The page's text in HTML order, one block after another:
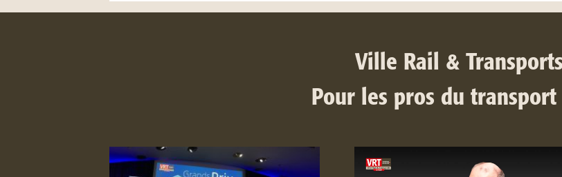
Ville Rail &
Pour les pros du